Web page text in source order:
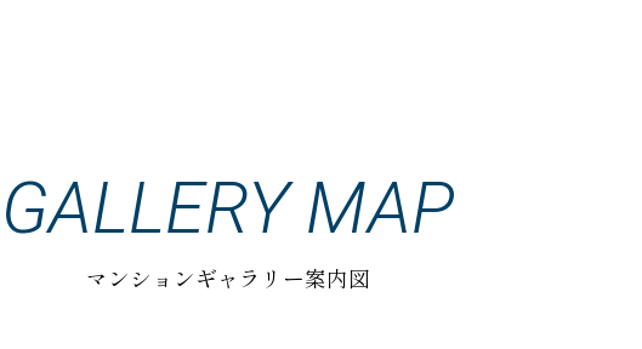
GALLERY MAP
マンションギャラリー案内図